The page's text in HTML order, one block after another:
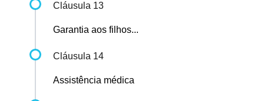
Cláusula 13
Garantia aos filhos...
Cláusula 14
Assistência médica